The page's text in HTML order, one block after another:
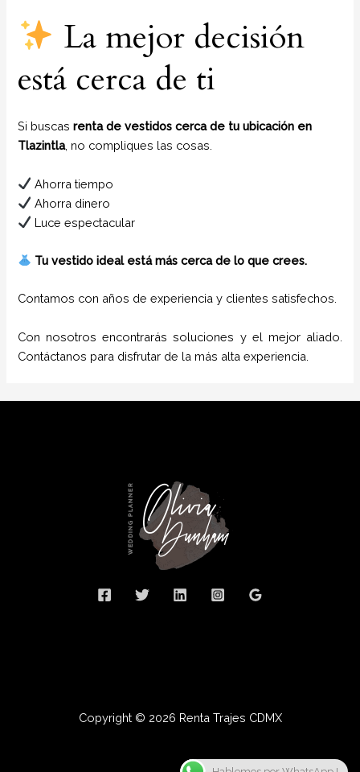
La mejor decisión
está cerca de ti
Si buscasrenta de vestidos cerca de tu ubicación en
Tlazintla, no compliques las cosas.
Ahorra tiempo
Ahorra dinero
Luce espectacular
Tu vestido ideal está más cerca de lo que crees.
Contamos con años de experiencia y clientes satisfechos.
Con nosotros encontrarás soluciones y el mejor aliado.
Contáctanos para disfrutar de la más alta experiencia.
Copyright © 2026 Renta Trajes CDMX